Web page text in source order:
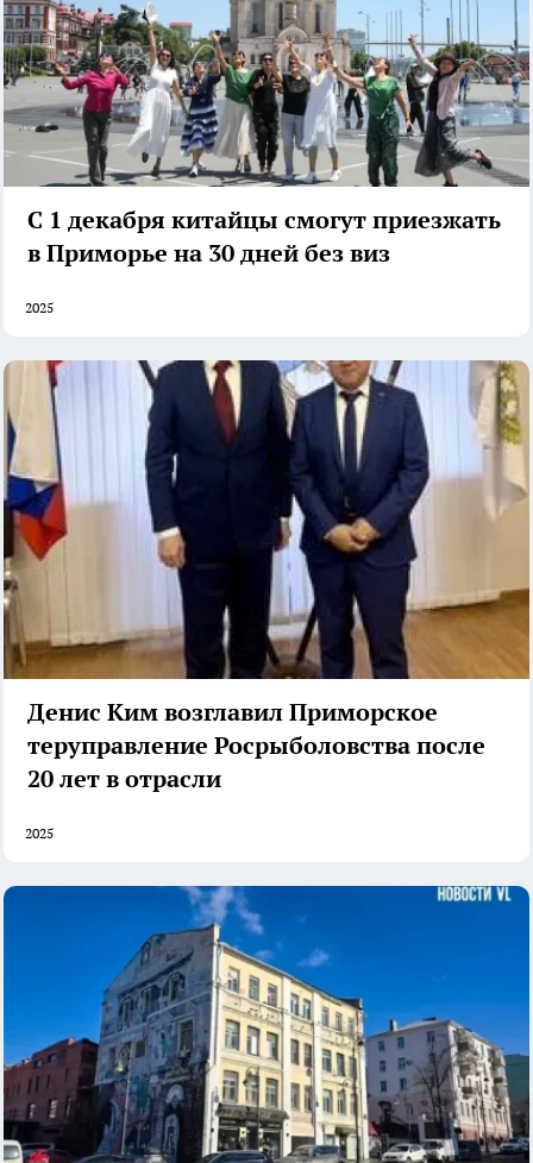
С 1 декабря китайцы смогут приезжать
в Приморье на 30 дней без виз
2025
Денис Ким возглавил Приморское
теруправление Росрыболовства после
20 лет в отрасли
2025